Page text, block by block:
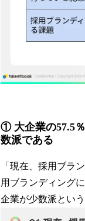
① 大企業の57.5
数派である
「現在、採用ブラ
用ブランディング
企業が少数派とい